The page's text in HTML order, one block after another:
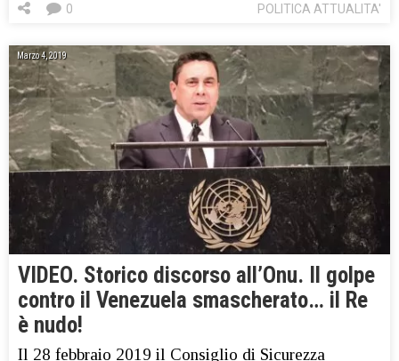
POLITICA ATTUALITA'
0
Marzo 4, 2019
VIDEO. Storico discorso all’Onu. Il golpe
contro il Venezuela smascherato… il Re
è nudo!
Il 28 febbraio 2019 il Consiglio di Sicurezza